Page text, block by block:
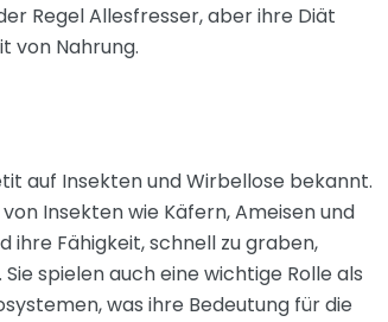
Regel Allesfresser, aber ihre Diät
von Nahrung.
auf Insekten und Wirbellose bekannt.
Insekten wie Käfern, Ameisen und
ihre Fähigkeit, schnell zu graben,
spielen auch eine wichtige Rolle als
was ihre Bedeutung für die